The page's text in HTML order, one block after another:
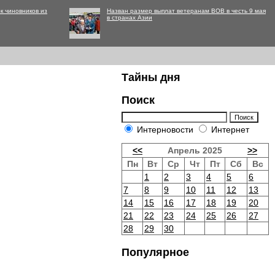
чиновников из
Назван размер выплат ветеранам ВОВ в честь 9 мая
в странах Азии
Тайны дня
Поиск
Интерновости Интернет
<< Апрель 2025
>>
Пн
Вт Ср Чт Пт Сб
Вс
1
2 3 4 5
6
7
8 9 10 11 12
13
14
15 16 17 18 19
20
21
22 23 24 25 26
27
28
29 30
Популярное